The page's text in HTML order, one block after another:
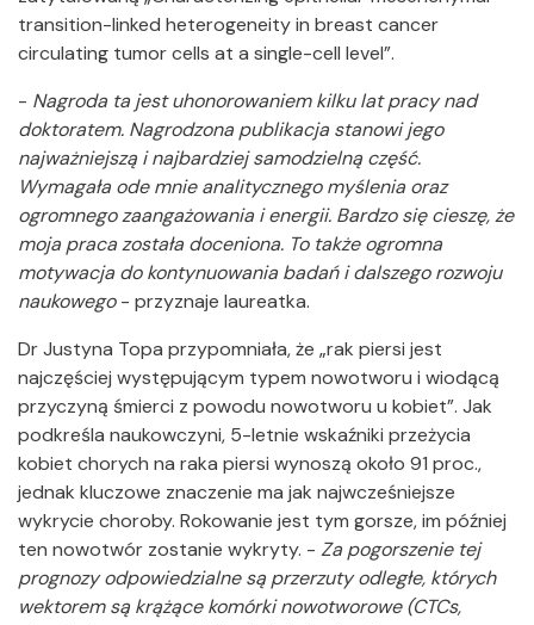
transition-linked heterogeneity in breast cancer
circulating tumor cells at a single-cell level”.
- Nagroda ta jest uhonorowaniem kilku lat pracy nad
doktoratem. Nagrodzona publikacja stanowi jego
najważniejszą i najbardziej samodzielną część.
Wymagała ode mnie analitycznego myślenia oraz
ogromnego zaangażowania i energii. Bardzo się cieszę, że
moja praca została doceniona. To także ogromna
motywacja do kontynuowania badań i dalszego rozwoju
naukowego- przyznaje laureatka.
Dr Justyna Topa przypomniała, że „rak piersi jest
najczęściej występującym typem nowotworu i wiodącą
przyczyną śmierci z powodu nowotworu u kobiet”. Jak
podkreśla naukowczyni, 5-letnie wskaźniki przeżycia
kobiet chorych na raka piersi wynoszą około 91 proc.,
jednak kluczowe znaczenie ma jak najwcześniejsze
wykrycie choroby. Rokowanie jest tym gorsze, im później
ten nowotwór zostanie wykryty. - Za pogorszenie tej
prognozy odpowiedzialne są przerzuty odległe, których
wektorem są krążące komórki nowotworowe (CTCs,